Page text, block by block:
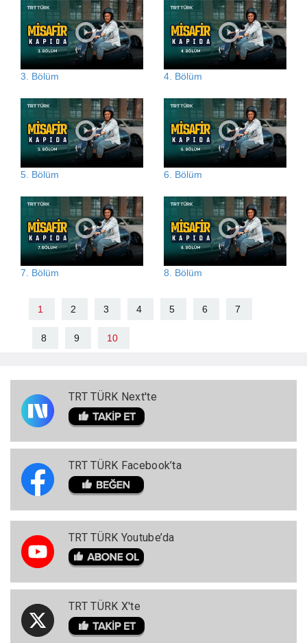
3. Bölüm 4. Bölüm
5. Bölüm 6. Bölüm
7. Bölüm 8. Bölüm
1 2 3 4 5 6 7
8 9 10
TRT TÜRK Next'te
TRT TÜRK Facebook’ta
TRT TÜRK Youtube’da
TRT TÜRK X'te